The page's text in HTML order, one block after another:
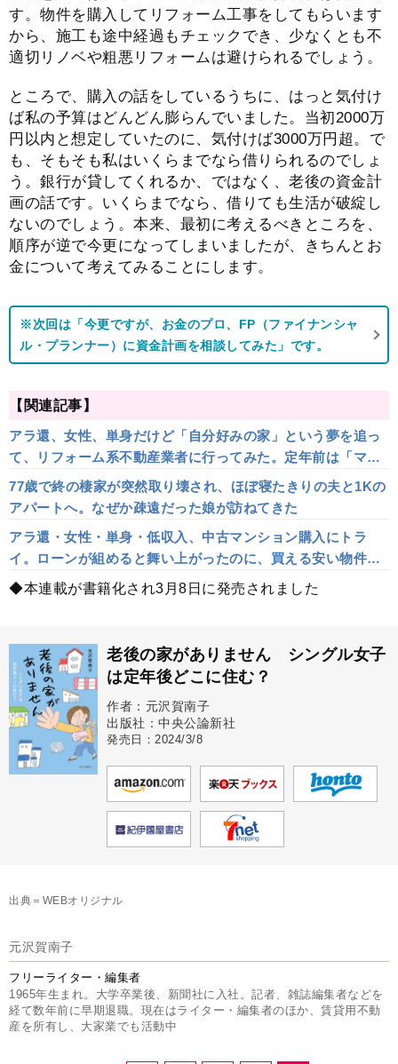
す。物件を購入してリフォーム工事をしてもらいます
から、施工も途中経過もチェックでき、少なくとも不
適切リノベや粗悪リフォームは避けられるでしょう。
ところで、購入の話をしているうちに、はっと気付け
ば私の予算はどんどん膨らんでいました。当初2000万
円以内と想定していたのに、気付けば3000万円超。で
も、そもそも私はいくらまでなら借りられるのでしょ
う。銀行が貸してくれるか、ではなく、老後の資金計
画の話です。いくらまでなら、借りても生活が破綻し
ないのでしょう。本来、最初に考えるべきところを、
順序が逆で今更になってしまいましたが、きちんとお
金について考えてみることにします。
※次回は「今更ですが、お金のプロ、FP（ファイナンシャ
ル・プランナー）に資金計画を相談してみた」です。
【関連記事】
アラ還、女性、単身だけど「自分好みの家」という夢を追っ
て、リフォーム系不動産業者に行ってみた。定年前は「マン
ション購入適齢期」？
77歳で終の棲家が突然取り壊され、ほぼ寝たきりの夫と1Kの
アパートへ。なぜか疎遠だった娘が訪ねてきた
アラ還・女性・単身・低収入、中古マンション購入にトラ
イ。ローンが組めると舞い上がったのに、買える安い物件に
は融資がつかない！？
◆本連載が書籍化され3月8日に発売されました
老後の家がありません シングル女子
は定年後どこに住む？
作者：元沢賀南子
出版社：中央公論新社
発売日：2024/3/8
出典＝WEBオリジナル
元沢賀南子
フリーライター・編集者
1965年生まれ。大学卒業後、新聞社に入社。記者、雑誌編集者などを
経て数年前に早期退職。現在はライター・編集者のほか、賃貸用不動
産を所有し、大家業でも活動中